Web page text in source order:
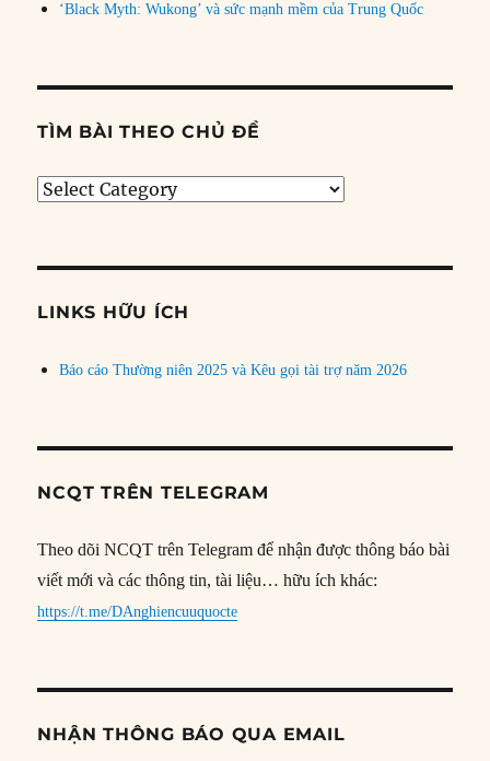
‘Black Myth: Wukong’ và sức mạnh mềm của Trung Quốc
TÌM BÀI THEO CHỦ ĐỀ
Tìm
đề
LINKS HỮU ÍCH
Báo cáo Thường niên 2025 và Kêu gọi tài trợ năm 2026
NCQT TRÊN TELEGRAM
Theo dõi NCQT trên Telegram để nhận được thông báo bài
viết mới và các thông tin, tài liệu… hữu ích khác:
https://t.me/DAnghiencuuquocte
NHẬN THÔNG BÁO QUA EMAIL